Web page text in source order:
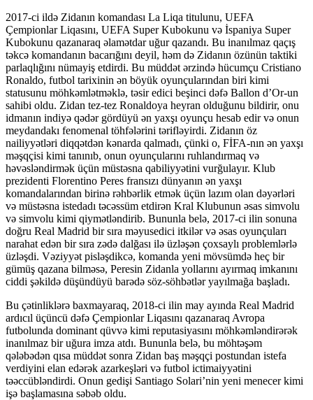
2017-ci ildə Zidanın komandası La Liqa titulunu, UEFA
Çempionlar Liqasını, UEFA Super Kubokunu və İspaniya Super
Kubokunu qazanaraq əlamətdar uğur qazandı. Bu inanılmaz qaçış
təkcə komandanın bacarığını deyil, həm də Zidanın özünün taktiki
parlaqlığını nümayiş etdirdi. Bu müddət ərzində hücumçu Cristiano
Ronaldo, futbol tarixinin ən böyük oyunçularından biri kimi
statusunu möhkəmlətməklə, təsir edici beşinci dəfə Ballon d’Or-un
sahibi oldu. Zidan tez-tez Ronaldoya heyran olduğunu bildirir, onu
idmanın indiyə qədər gördüyü ən yaxşı oyunçu hesab edir və onun
meydandakı fenomenal töhfələrini tərifləyirdi. Zidanın öz
nailiyyətləri diqqətdən kənarda qalmadı, çünki o, FİFA-nın ən yaxşı
məşqçisi kimi tanınıb, onun oyunçularını ruhlandırmaq və
həvəsləndirmək üçün müstəsna qabiliyyətini vurğulayır. Klub
prezidenti Florentino Peres fransızı dünyanın ən yaxşı
komandalarından birinə rəhbərlik etmək üçün lazım olan dəyərləri
və müstəsna istedadı təcəssüm etdirən Kral Klubunun əsas simvolu
və simvolu kimi qiymətləndirib. Bununla belə, 2017-ci ilin sonuna
doğru Real Madrid bir sıra məyusedici itkilər və əsas oyunçuları
narahat edən bir sıra zədə dalğası ilə üzləşən çoxsaylı problemlərlə
üzləşdi. Vəziyyət pisləşdikcə, komanda yeni mövsümdə heç bir
gümüş qazana bilməsə, Peresin Zidanla yollarını ayırmaq imkanını
ciddi şəkildə düşündüyü barədə söz-söhbətlər yayılmağa başladı.
Bu çətinliklərə baxmayaraq, 2018-ci ilin may ayında Real Madrid
ardıcıl üçüncü dəfə Çempionlar Liqasını qazanaraq Avropa
futbolunda dominant qüvvə kimi reputasiyasını möhkəmləndirərək
inanılmaz bir uğura imza atdı. Bununla belə, bu möhtəşəm
qələbədən qısa müddət sonra Zidan baş məşqçi postundan istefa
verdiyini elan edərək azarkeşləri və futbol ictimaiyyətini
təəccübləndirdi. Onun gedişi Santiago Solari’nin yeni menecer kimi
işə başlamasına səbəb oldu.